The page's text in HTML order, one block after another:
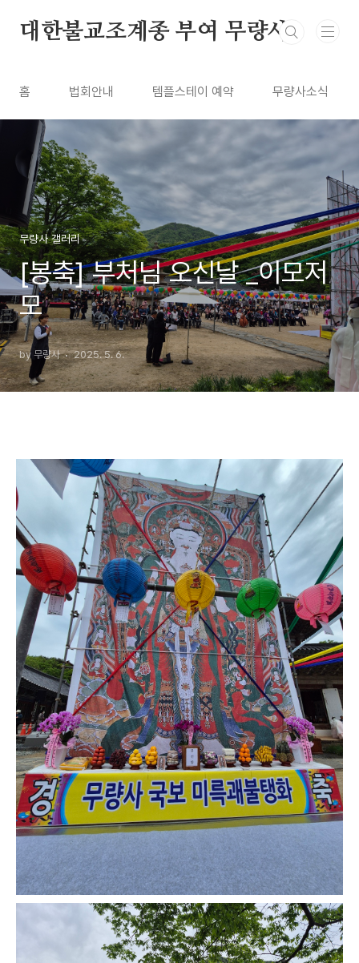
대한불교조계종 부여 무량사
홈 법회안내 템플스테이 예약 무량사소식
무량사 갤러리
[봉축] 부처님 오신날 _이모저
모
by 무량사 2025. 5. 6.